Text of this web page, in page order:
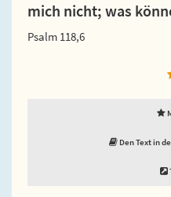
mich nicht; was
Psalm 118,6
Den Text in